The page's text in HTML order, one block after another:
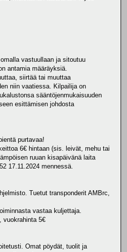
vastuullaan ja sitoutuu
antamia määräyksiä.
siirtää tai muuttaa
niin vaatiessa. Kilpailija on
sääntöjenmukaisuuden
esittämisen johdosta
purtavaa!
6€ hintaan (sis. leivät, mehu tai
ruuan kisapäivänä laita
17.11.2024 mennessä.
Tuetut transponderit AMBrc,
vastaa kuljettaja.
vuokrahinta 5€
Omat pöydät, tuolit ja